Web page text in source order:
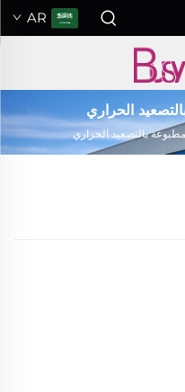
AR
الحراري
بالتصعيد الحراري